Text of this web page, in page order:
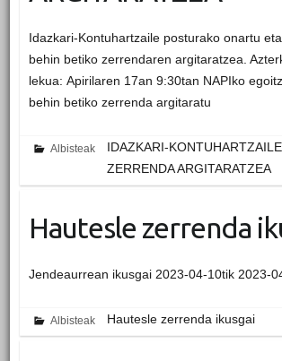
Idazkari-Kontuhartzaile posturako onartu
behin betiko zerrendaren argitaratzea.
lekua: Apirilaren 17an 9:30tan NAPIko
behin betiko zerrenda argitaratu
Albisteak
IDAZKARI-
ZERRENDA ARGITARATZEA
Hautesle zerrenda
Jendeaurrean ikusgai 2023-04-10tik 2023-
Albisteak Hautesle zerrenda ikusgai